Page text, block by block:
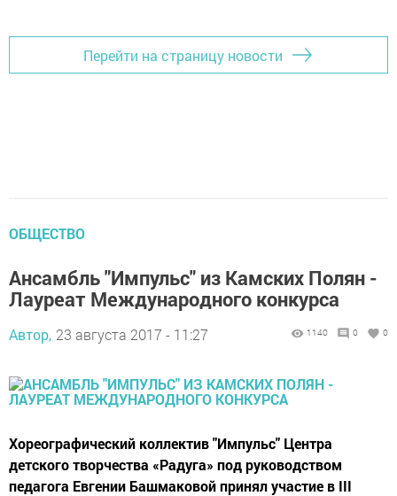
Перейти на страницу новости
ОБЩЕСТВО
Ансамбль "Импульс" из Камских Полян -
Лауреат Международного конкурса
Автор, 23 августа 2017 - 11:27 1140 0 0
Хореографический коллектив "Импульс" Центра
детского творчества «Радуга» под руководством
педагога Евгении Башмаковой принял участие в III